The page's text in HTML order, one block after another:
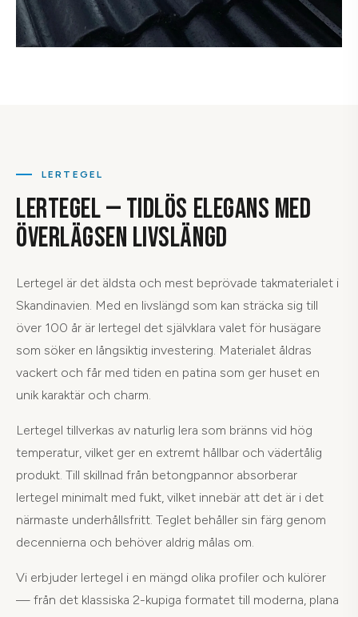
LERTEGEL
LERTEGEL — TIDLÖS ELEGANS MED
ÖVERLÄGSEN LIVSLÄNGD
Lertegel är det äldsta och mest beprövade takmaterialet i
Skandinavien. Med en livslängd som kan sträcka sig till
över 100 år är lertegel det självklara valet för husägare
som söker en långsiktig investering. Materialet åldras
vackert och får med tiden en patina som ger huset en
unik karaktär och charm.
Lertegel tillverkas av naturlig lera som bränns vid hög
temperatur, vilket ger en extremt hållbar och vädertålig
produkt. Till skillnad från betongpannor absorberar
lertegel minimalt med fukt, vilket innebär att det är i det
närmaste underhållsfritt. Teglet behåller sin färg genom
decennierna och behöver aldrig målas om.
Vi erbjuder lertegel i en mängd olika profiler och kulörer
— från det klassiska 2-kupiga formatet till moderna, plana